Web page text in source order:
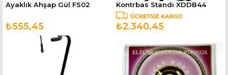
Ayaklık Ahşap Gül FS02
₺555,45
Kontrbas Standı XDDB44
₺2.340,45